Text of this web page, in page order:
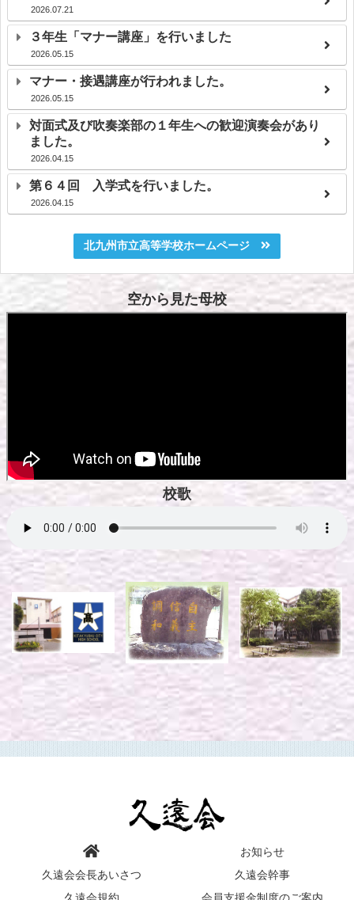
2026.07.21
３年生「マナー講座」を行いました
2026.05.15
マナー・接遇講座が行われました。
2026.05.15
対面式及び吹奏楽部の１年生への歓迎演奏会があり
ました。
2026.04.15
第６４回 入学式を行いました。
2026.04.15
北九州市立高等学校ホームページ
空から見た母校
校歌
お知らせ
久遠会会長あいさつ
久遠会幹事